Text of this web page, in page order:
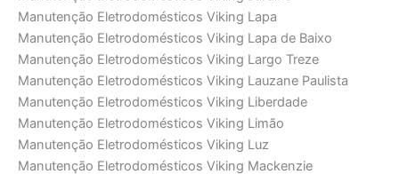
Manutenção Eletrodomésticos Viking Lapa
Manutenção Eletrodomésticos Viking Lapa de Baixo
Manutenção Eletrodomésticos Viking Largo Treze
Manutenção Eletrodomésticos Viking Lauzane Paulista
Manutenção Eletrodomésticos Viking Liberdade
Manutenção Eletrodomésticos Viking Limão
Manutenção Eletrodomésticos Viking Luz
Manutenção Eletrodomésticos Viking Mackenzie